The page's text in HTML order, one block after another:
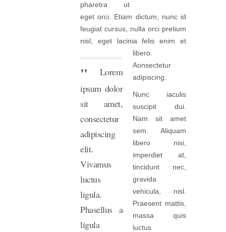
pharetra ut
eget orci. Etiam dictum, nunc id
feugiat cursus, nulla orci pretium
nisl, eget lacinia felis enim et
libero.
Lorem
ipsum dolor
sit amet,
consectetur
adipiscing
elit.
Vivamus
luctus
ligula.
Phasellus a
ligula
Aonsectetur
adipiscing.
Nunc iaculis
suscipit dui.
Nam sit amet
sem. Aliquam
libero nisi,
imperdiet at,
tincidunt nec,
gravida
vehicula, nisl.
Praesent mattis,
massa quis
luctus